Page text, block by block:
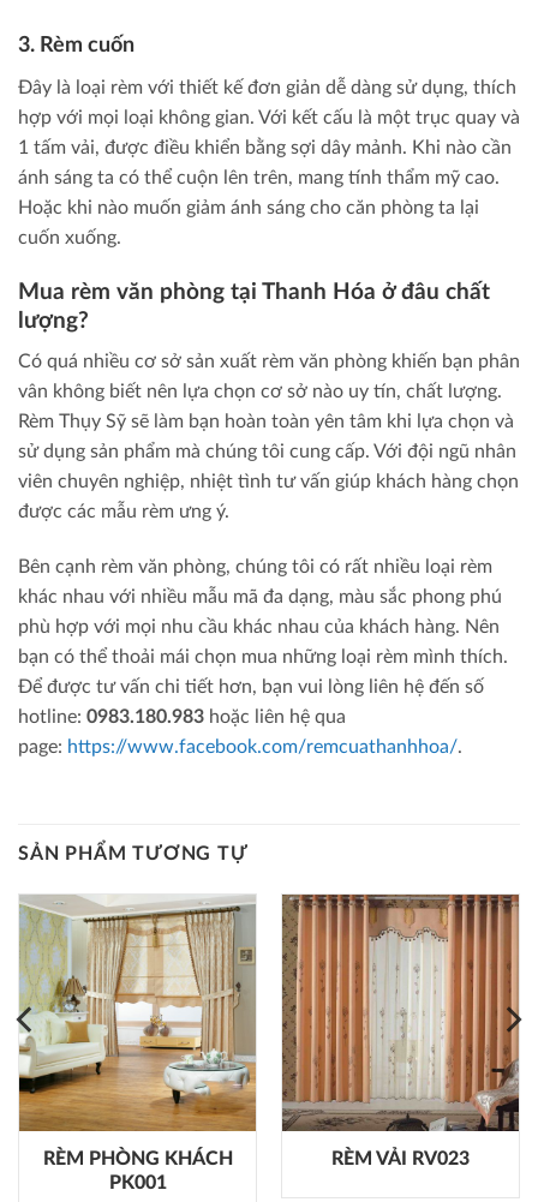
3. Rèm cuốn
Đây là loại rèm với thiết kế đơn giản dễ dàng sử dụng, thích
hợp với mọi loại không gian. Với kết cấu là một trục quay và
1 tấm vải, được điều khiển bằng sợi dây mảnh. Khi nào cần
ánh sáng ta có thể cuộn lên trên, mang tính thẩm mỹ cao.
Hoặc khi nào muốn giảm ánh sáng cho căn phòng ta lại
cuốn xuống.
Mua rèm văn phòng tại Thanh Hóa ở đâu chất
lượng?
Có quá nhiều cơ sở sản xuất rèm văn phòng khiến bạn phân
vân không biết nên lựa chọn cơ sở nào uy tín, chất lượng.
Rèm Thụy Sỹ sẽ làm bạn hoàn toàn yên tâm khi lựa chọn và
sử dụng sản phẩm mà chúng tôi cung cấp. Với đội ngũ nhân
viên chuyên nghiệp, nhiệt tình tư vấn giúp khách hàng chọn
được các mẫu rèm ưng ý.
Bên cạnh rèm văn phòng, chúng tôi có rất nhiều loại rèm
khác nhau với nhiều mẫu mã đa dạng, màu sắc phong phú
phù hợp với mọi nhu cầu khác nhau của khách hàng. Nên
bạn có thể thoải mái chọn mua những loại rèm mình thích.
Để được tư vấn chi tiết hơn, bạn vui lòng liên hệ đến số
hotline: 0983.180.983 hoặc liên hệ qua
page: https://www.facebook.com/remcuathanhhoa/.
SẢN PHẨM TƯƠNG TỰ
RÈM PHÒNG KHÁCH
PK001
RÈM VẢI RV023